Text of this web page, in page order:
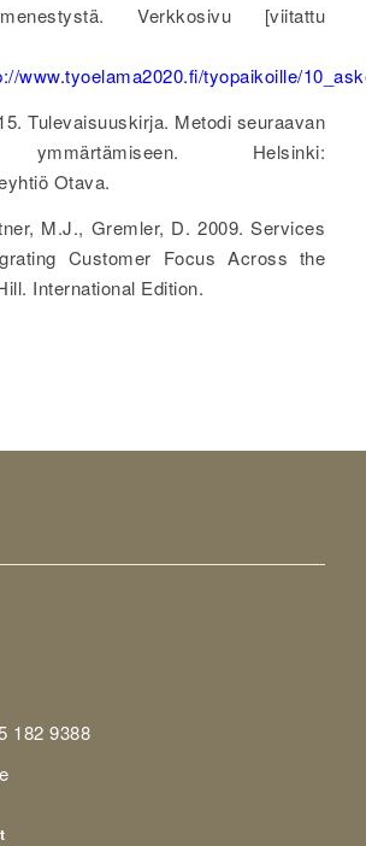
Verkkosivu [viitattu
www.tyoelama2020.fi/tyopaikoille/
Tulevaisuuskirja. Metodi seuraavan
ymmärtämiseen. Helsinki:
Otava.
M.J., Gremler, D. 2009. Services
Customer Focus Across the
International Edition.
182 9388